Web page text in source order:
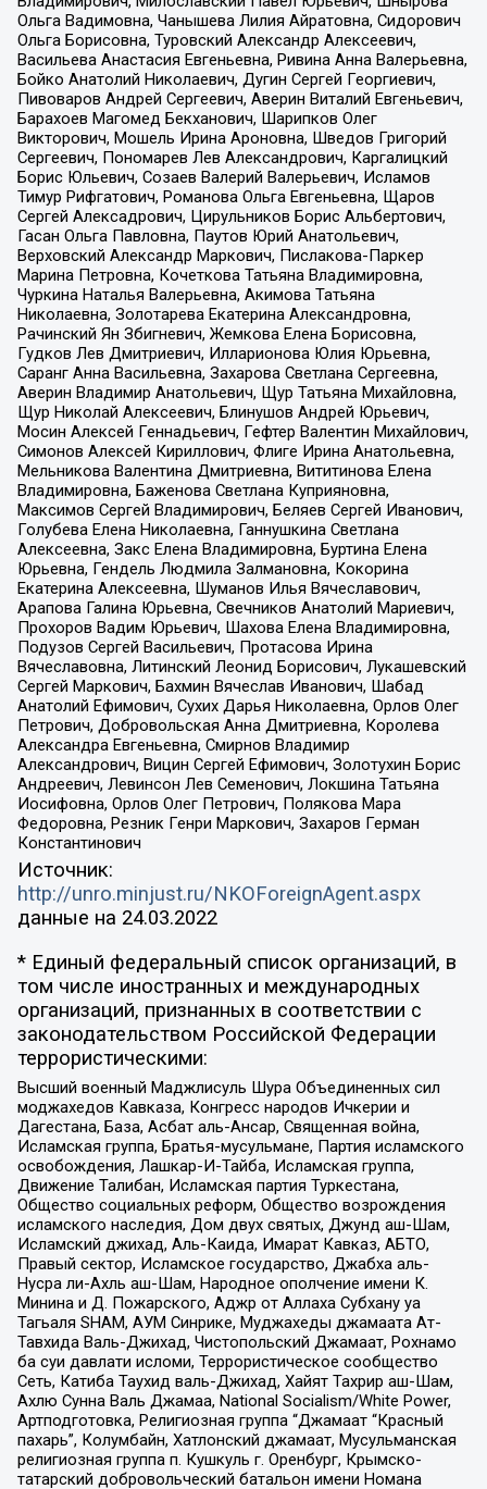
Ольга Вадимовна, Чанышева Лилия Айратовна, Сидорович
Ольга Борисовна, Туровский Александр Алексеевич,
Васильева Анастасия Евгеньевна, Ривина Анна Валерьевна,
Бойко Анатолий Николаевич, Дугин Сергей Георгиевич,
Пивоваров Андрей Сергеевич, Аверин Виталий Евгеньевич,
Барахоев Магомед Бекханович, Шарипков Олег
Викторович, Мошель Ирина Ароновна, Шведов Григорий
Сергеевич, Пономарев Лев Александрович, Каргалицкий
Борис Юльевич, Созаев Валерий Валерьевич, Исламов
Тимур Рифгатович, Романова Ольга Евгеньевна, Щаров
Сергей Алексадрович, Цирульников Борис Альбертович,
Гасан Ольга Павловна, Паутов Юрий Анатольевич,
Верховский Александр Маркович, Пислакова-Паркер
Марина Петровна, Кочеткова Татьяна Владимировна,
Чуркина Наталья Валерьевна, Акимова Татьяна
Николаевна, Золотарева Екатерина Александровна,
Рачинский Ян Збигневич, Жемкова Елена Борисовна,
Гудков Лев Дмитриевич, Илларионова Юлия Юрьевна,
Саранг Анна Васильевна, Захарова Светлана Сергеевна,
Аверин Владимир Анатольевич, Щур Татьяна Михайловна,
Щур Николай Алексеевич, Блинушов Андрей Юрьевич,
Мосин Алексей Геннадьевич, Гефтер Валентин Михайлович,
Симонов Алексей Кириллович, Флиге Ирина Анатольевна,
Мельникова Валентина Дмитриевна, Вититинова Елена
Владимировна, Баженова Светлана Куприяновна,
Максимов Сергей Владимирович, Беляев Сергей Иванович,
Голубева Елена Николаевна, Ганнушкина Светлана
Алексеевна, Закс Елена Владимировна, Буртина Елена
Юрьевна, Гендель Людмила Залмановна, Кокорина
Екатерина Алексеевна, Шуманов Илья Вячеславович,
Арапова Галина Юрьевна, Свечников Анатолий Мариевич,
Прохоров Вадим Юрьевич, Шахова Елена Владимировна,
Подузов Сергей Васильевич, Протасова Ирина
Вячеславовна, Литинский Леонид Борисович, Лукашевский
Сергей Маркович, Бахмин Вячеслав Иванович, Шабад
Анатолий Ефимович, Сухих Дарья Николаевна, Орлов Олег
Петрович, Добровольская Анна Дмитриевна, Королева
Александра Евгеньевна, Смирнов Владимир
Александрович, Вицин Сергей Ефимович, Золотухин Борис
Андреевич, Левинсон Лев Семенович, Локшина Татьяна
Иосифовна, Орлов Олег Петрович, Полякова Мара
Федоровна, Резник Генри Маркович, Захаров Герман
Константинович
Источник:
http://unro.minjust.ru/NKOForeignAgent.aspx
данные на 24.03.2022
* Единый федеральный список организаций, в
том числе иностранных и международных
организаций, признанных в соответствии с
законодательством Российской Федерации
террористическими:
Высший военный Маджлисуль Шура Объединенных сил
моджахедов Кавказа, Конгресс народов Ичкерии и
Дагестана, База, Асбат аль-Ансар, Священная война,
Исламская группа, Братья-мусульмане, Партия исламского
освобождения, Лашкар-И-Тайба, Исламская группа,
Движение Талибан, Исламская партия Туркестана,
Общество социальных реформ, Общество возрождения
исламского наследия, Дом двух святых, Джунд аш-Шам,
Исламский джихад, Аль-Каида, Имарат Кавказ, АБТО,
Правый сектор, Исламское государство, Джабха аль-
Нусра ли-Ахль аш-Шам, Народное ополчение имени К.
Минина и Д. Пожарского, Аджр от Аллаха Субхану уа
Тагьаля SHAM, АУМ Синрике, Муджахеды джамаата Ат-
Тавхида Валь-Джихад, Чистопольский Джамаат, Рохнамо
ба суи давлати исломи, Террористическое сообщество
Сеть, Катиба Таухид валь-Джихад, Хайят Тахрир аш-Шам,
Ахлю Сунна Валь Джамаа, National Socialism/White Power,
Артподготовка, Религиозная группа “Джамаат “Красный
пахарь”, Колумбайн, Хатлонский джамаат, Мусульманская
религиозная группа п. Кушкуль г. Оренбург, Крымско-
татарский добровольческий батальон имени Номана